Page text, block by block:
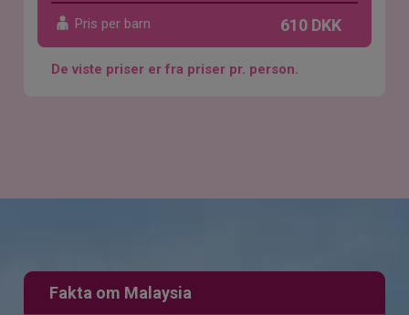
Pris per barn 610 DKK
De viste priser er fra priser pr. person.
Fakta om Malaysia